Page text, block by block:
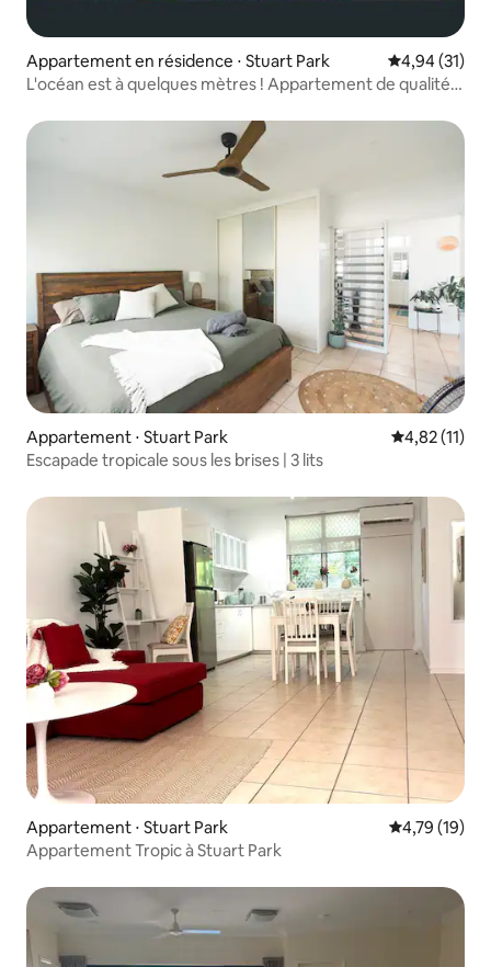
Appartement en résidence ⋅ Stuart Park Évaluation
4,94 (31)
L'océan est à quelques mètres ! Appartement de qualité
Appartement ⋅ Stuart Park Évaluation
4,82 (11)
Escapade tropicale sous les brises | 3 lits
Appartement ⋅ Stuart Park Évaluation
4,79 (19)
Appartement Tropic à Stuart Park